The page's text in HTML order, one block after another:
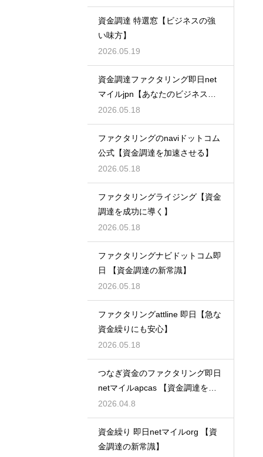
資金調達 特選窓【ビジネスの強
い味方】
2026.05.19
資金調達ファクタリング即日net
マイルjpn【あなたのビジネスを
支える】
2026.05.18
ファクタリングのnaviドットコム
公式【資金調達を加速させる】
2026.05.18
ファクタリングライジング【資金
調達を成功に導く】
2026.05.18
ファクタリングナビドットコム即
日 【資金調達の新常識】
2026.05.18
ファクタリングattline 即日【急な
資金繰りにも安心】
2026.05.18
つなぎ資金のファクタリング即日
netマイルapcas 【資金調達を加
速させる】
2026.04.8
資金繰り 即日netマイルorg 【資
金調達の新常識】